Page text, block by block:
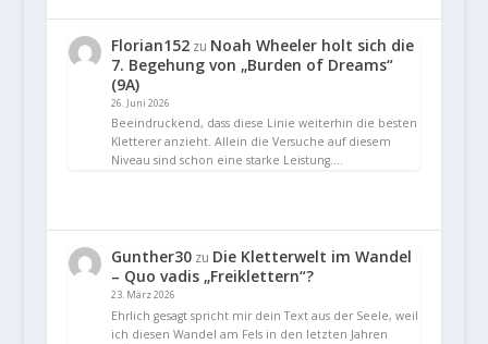
Florian152zu Noah Wheeler holt sich die
7. Begehung von „Burden of Dreams“
(9A)
26. Juni 2026
Beeindruckend, dass diese Linie weiterhin die besten
Kletterer anzieht. Allein die Versuche auf diesem
Niveau sind schon eine starke Leistung.…
Gunther30zu Die Kletterwelt im Wandel
– Quo vadis „Freiklettern“?
23. März 2026
Ehrlich gesagt spricht mir dein Text aus der Seele, weil
ich diesen Wandel am Fels in den letzten Jahren